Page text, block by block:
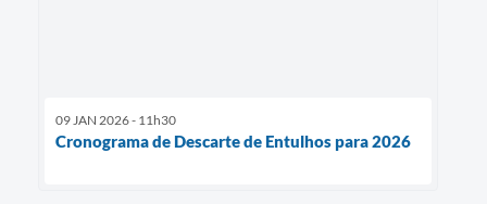
09 JAN 2026 - 11h30
Cronograma de Descarte de Entulhos para 2026